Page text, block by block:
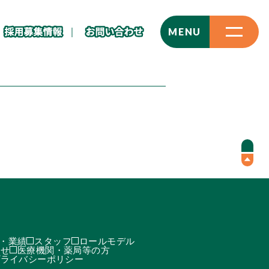
MENU
CLOSE
業績 スタッフ
ロールモデル
医療機関・薬局等の方
イバシーポリシー